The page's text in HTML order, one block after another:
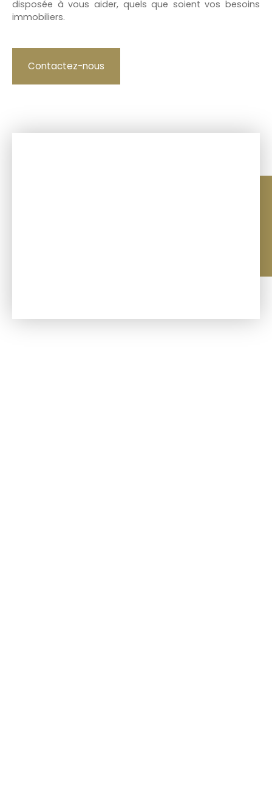
disposée à vous aider, quels que soient vos besoins
immobiliers.
Contactez-nous